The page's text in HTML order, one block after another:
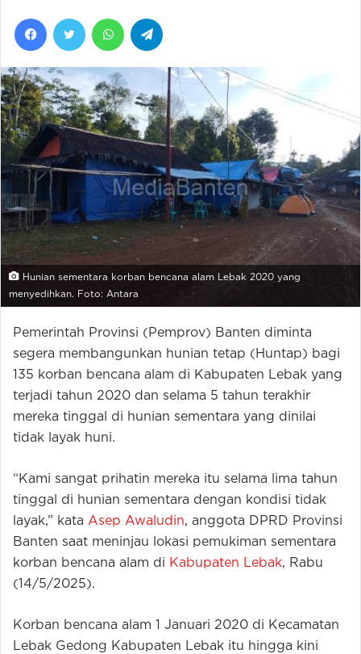
FacebookTwitter WhatsApp
Hunian sementara korban bencana alam Lebak 2020 yang
menyedihkan. Foto: Antara
Pemerintah Provinsi (Pemprov) Banten diminta
segera membangunkan hunian tetap (Huntap) bagi
135 korban bencana alam di Kabupaten Lebak yang
terjadi tahun 2020 dan selama 5 tahun terakhir
mereka tinggal di hunian sementara yang dinilai
tidak layak huni.
“Kami sangat prihatin mereka itu selama lima tahun
tinggal di hunian sementara dengan kondisi tidak
layak,” kata Asep Awaludin, anggota DPRD Provinsi
Banten saat meninjau lokasi pemukiman sementara
korban bencana alam di Kabupaten Lebak, Rabu
(14/5/2025).
Korban bencana alam 1 Januari 2020 di Kecamatan
Lebak Gedong Kabupaten Lebak itu hingga kini